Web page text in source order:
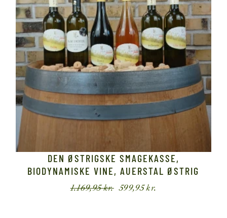
DEN ØSTRIGSKE SMAGEKASSE,
BIODYNAMISKE VINE, AUERSTAL ØSTRIG
1.169,95kr.Den
599,95kr.
Den